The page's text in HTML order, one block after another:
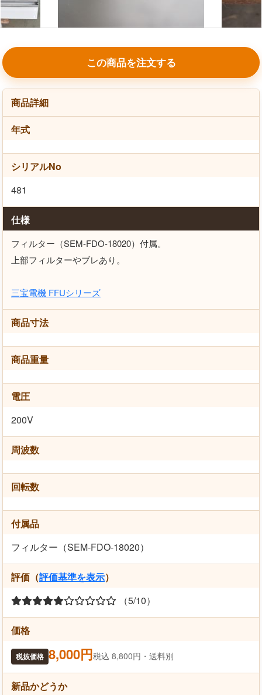
この商品を注文する
商品詳細
年式
シリアルNo
481
仕様
フィルター（SEM-FDO-18020）付属。
上部フィルターやブレあり。
三宝電機 FFUシリーズ
商品寸法
商品重量
電圧
200V
周波数
回転数
付属品
フィルター（SEM-FDO-18020）
評価（評価基準を表示）
（5/10）
価格
税抜価格 8,000円税込 8,800円・送料別
新品かどうか